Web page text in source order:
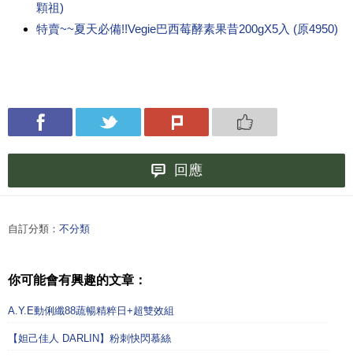
顆祖)
特賣~~夏天必備!!Vegie巴西莓酵素果昔200gX5入 (原4950)
回應
自訂分類： 不分類
你可能會有興趣的文章：
A.Y.E動俐纖88蔬暢精粹日+超雙效組
【妲己佳人 DARLIN】粉刺快閃慕絲